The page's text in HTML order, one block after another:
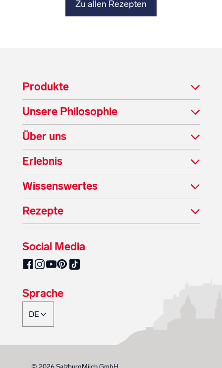
Zu allen Rezepten
Produkte
Unsere Philosophie
Über uns
Erlebnis
Wissenswertes
Rezepte
Social Media
SalzburgMilch auf Facebook
SalzburgMilch auf Instagram
SalzburgMilch auf YouTube
SalzburgMilch auf Pinterest
SalzburgMilch auf TikTok
Sprache